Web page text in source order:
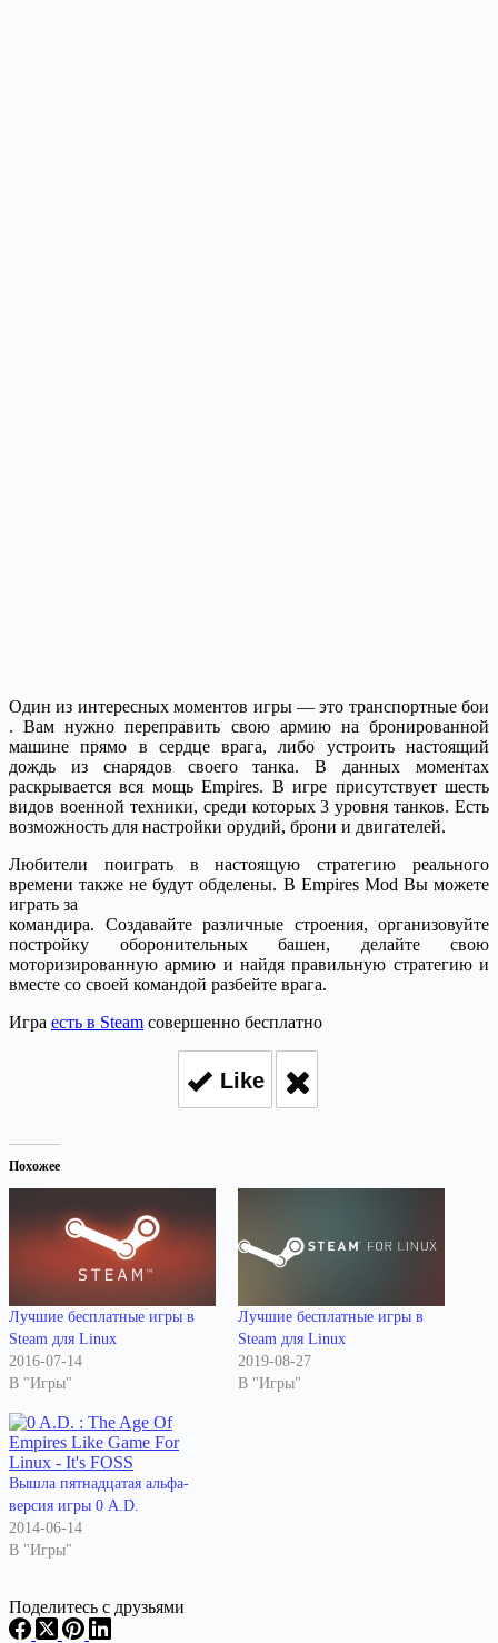
Один из интересных моментов игры — это транспортные бои
. Вам нужно переправить свою армию на бронированной
машине прямо в сердце врага, либо устроить настоящий
дождь из снарядов своего танка. В данных моментах
раскрывается вся мощь Empires. В игре присутствует шесть
видов военной техники, среди которых 3 уровня танков. Есть
возможность для настройки орудий, брони и двигателей.
Любители поиграть в настоящую стратегию реального
времени также не будут обделены. В Empires Mod Вы можете
играть за
командира. Создавайте различные строения, организовуйте
постройку оборонительных башен, делайте свою
моторизированную армию и найдя правильную стратегию и
вместе со своей командой разбейте врага.
Игра есть в Steam совершенно бесплатно
Like
Похожее
Лучшие бесплатные игры в
Steam для Linux
2016-07-14
В "Игры"
Лучшие бесплатные игры в
Steam для Linux
2019-08-27
В "Игры"
Вышла пятнадцатая альфа-
версия игры 0 A.D.
2014-06-14
В "Игры"
Поделитесь с друзьями